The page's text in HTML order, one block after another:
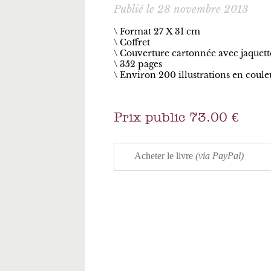
Publié le 28 novembre 2013
\ Format 27 X 31 cm
Coffret
Couverture cartonnée avec
352 pages
Environ 200 illustrations en
Prix public 73.00 €